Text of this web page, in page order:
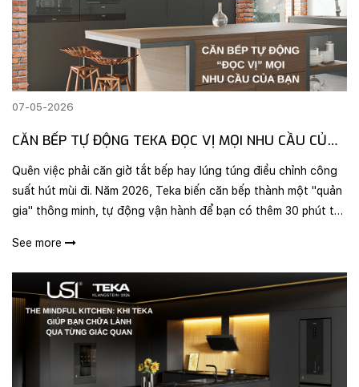
07-05-2026
CĂN BẾP TỰ ĐỘNG TEKA ĐỌC VỊ MỌI NHU CẦU CỦA
BẠN
Quên việc phải căn giờ tắt bếp hay lúng túng điều chỉnh công
suất hút mùi đi. Năm 2026, Teka biến căn bếp thành một "quản
gia" thông minh, tự động vận hành để bạn có thêm 30 phút tự
See more